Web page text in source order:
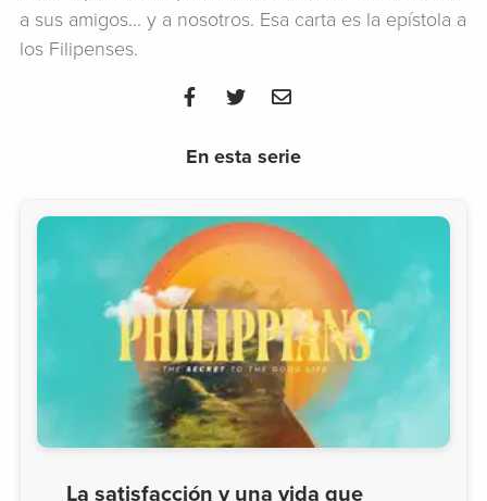
a sus amigos... y a nosotros. Esa carta es la epístola a
los Filipenses.
En esta serie
La satisfacción y una vida que